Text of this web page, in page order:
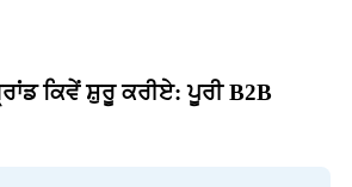
ਕਿਵੇਂ ਸ਼ੁਰੂ ਕਰੀਏ: ਪੂਰੀ B2B